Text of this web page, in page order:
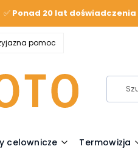
✅ Ponad 20 lat doświadczenia
pomoc
celownicze Termowizja